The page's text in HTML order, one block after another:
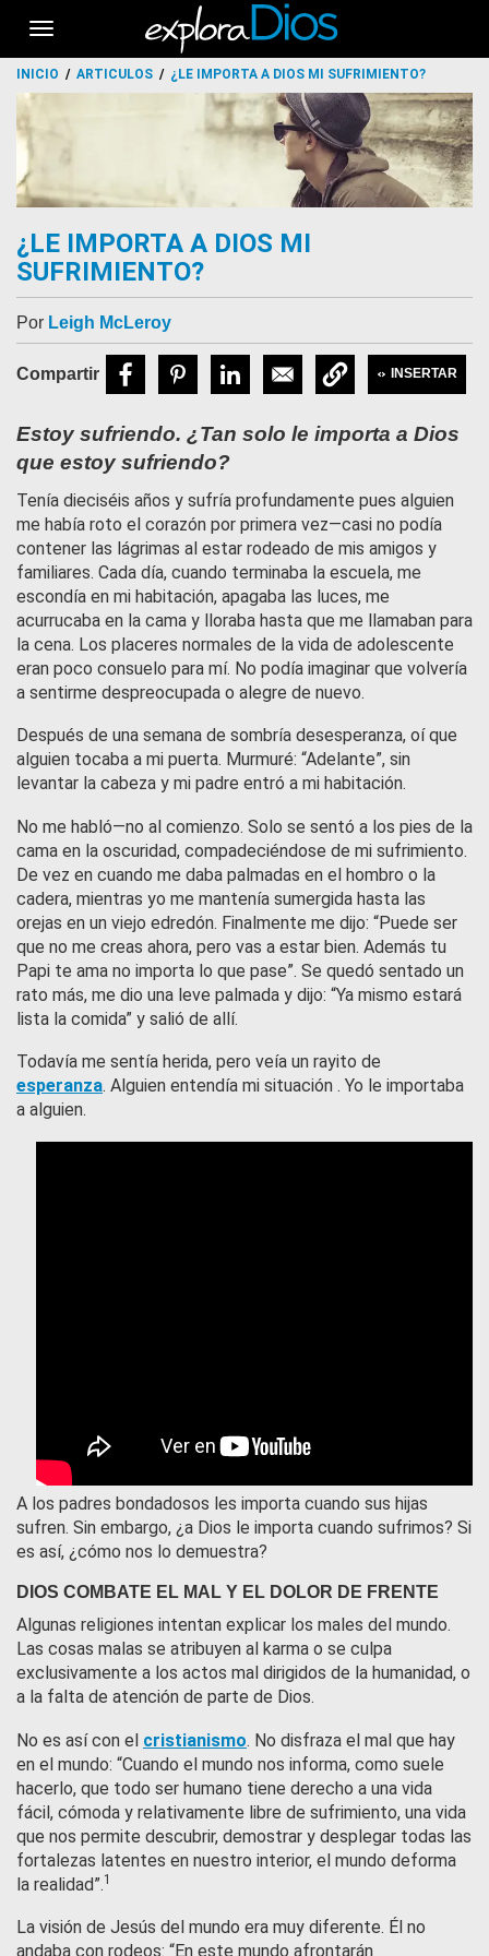
Toggle
navigation
INICIO ARTICULOS ¿LE IMPORTA A DIOS MI SUFRIMIENTO?
¿LE IMPORTA A DIOS MI
SUFRIMIENTO?
Por Leigh McLeroy
INSERTAR
Estoy sufriendo. ¿Tan solo le importa a Dios
que estoy sufriendo?
Tenía dieciséis años y sufría profundamente pues alguien
me había roto el corazón por primera vez—casi no podía
contener las lágrimas al estar rodeado de mis amigos y
familiares. Cada día, cuando terminaba la escuela, me
escondía en mi habitación, apagaba las luces, me
acurrucaba en la cama y lloraba hasta que me llamaban para
la cena. Los placeres normales de la vida de adolescente
eran poco consuelo para mí. No podía imaginar que volvería
a sentirme despreocupada o alegre de nuevo.
Después de una semana de sombría desesperanza, oí que
alguien tocaba a mi puerta. Murmuré: “Adelante”, sin
levantar la cabeza y mi padre entró a mi habitación.
No me habló—no al comienzo. Solo se sentó a los pies de la
cama en la oscuridad, compadeciéndose de mi sufrimiento.
De vez en cuando me daba palmadas en el hombro o la
cadera, mientras yo me mantenía sumergida hasta las
orejas en un viejo edredón. Finalmente me dijo: “Puede ser
que no me creas ahora, pero vas a estar bien. Además tu
Papi te ama no importa lo que pase”. Se quedó sentado un
rato más, me dio una leve palmada y dijo: “Ya mismo estará
lista la comida” y salió de allí.
Todavía me sentía herida, pero veía un rayito de
esperanza. Alguien entendía mi situación . Yo le importaba
a alguien.
A los padres bondadosos les importa cuando sus hijas
sufren. Sin embargo, ¿a Dios le importa cuando sufrimos? Si
es así, ¿cómo nos lo demuestra?
DIOS COMBATE EL MAL Y EL DOLOR DE FRENTE
Algunas religiones intentan explicar los males del mundo.
Las cosas malas se atribuyen al karma o se culpa
exclusivamente a los actos mal dirigidos de la humanidad, o
a la falta de atención de parte de Dios.
No es así con el cristianismo. No disfraza el mal que hay
en el mundo: “Cuando el mundo nos informa, como suele
hacerlo, que todo ser humano tiene derecho a una vida
fácil, cómoda y relativamente libre de sufrimiento, una vida
que nos permite descubrir, demostrar y desplegar todas las
fortalezas latentes en nuestro interior, el mundo deforma
la realidad”.1
La visión de Jesús del mundo era muy diferente. Él no
andaba con rodeos: “En este mundo afrontarán